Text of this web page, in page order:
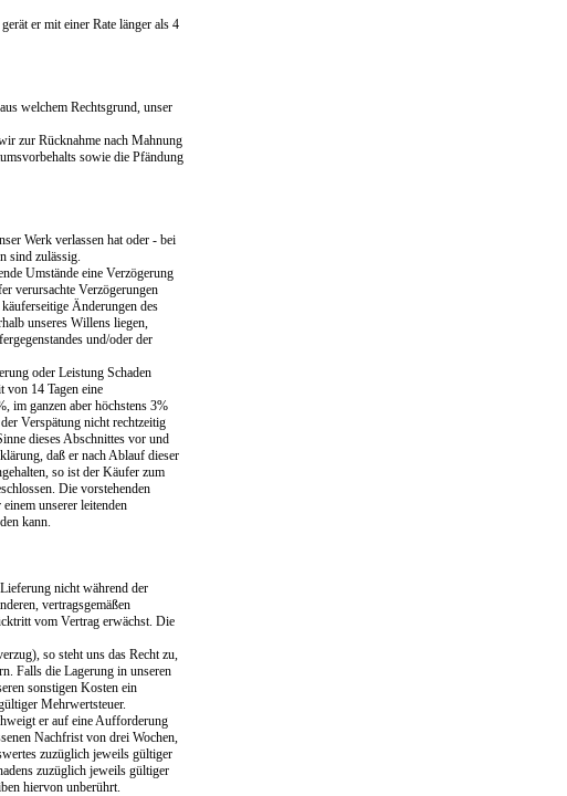
er mit einer Rate länger als 4
welchem Rechtsgrund, unser
zur Rücknahme nach Mahnung
sowie die Pfändung
Werk verlassen hat oder - bei
sind zulässig.
Umstände eine Verzögerung
verursachte Verzögerungen
Änderungen des
unseres Willens liegen,
und/oder der
oder Leistung Schaden
von 14 Tagen eine
im ganzen aber höchstens 3%
Verspätung nicht rechtzeitig
dieses Abschnittes vor und
daß er nach Ablauf dieser
so ist der Käufer zum
Die vorstehenden
unserer leitenden
kann.
nicht während der
vertragsgemäßen
vom Vertrag erwächst. Die
so steht uns das Recht zu,
Falls die Lagerung in unseren
sonstigen Kosten ein
Mehrwertsteuer.
er auf eine Aufforderung
Nachfrist von drei Wochen,
zuzüglich jeweils gültiger
zuzüglich jeweils gültiger
hiervon unberührt.